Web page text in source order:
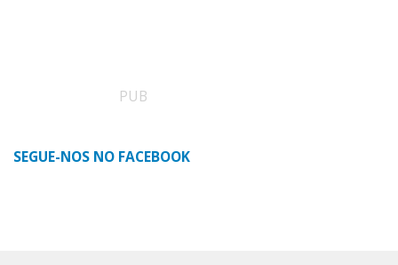
PUB
SEGUE-NOS NO FACEBOOK